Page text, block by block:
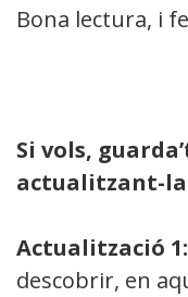
Bona lectura, i
Si vols,
actualitzant-
Actualització 1:
descobrir, en